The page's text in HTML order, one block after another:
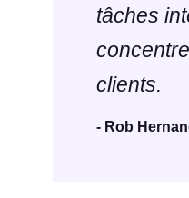
tâches
clients.
- Rob